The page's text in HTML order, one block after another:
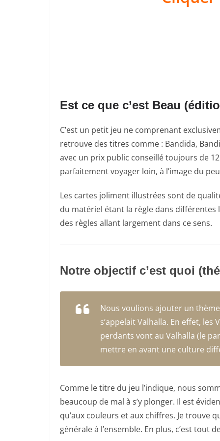
Est ce que c’est Beau
C’est un petit jeu ne comprenant
retrouve des titres comme : Bandida,
avec un prix public conseillé toujours de
parfaitement voyager loin, à l’image du
Les cartes joliment illustrées sont de
du matériel étant la règle dans différentes
des règles allant largement dans ce sens.
Notre objectif c’est quoi
Nous voulions ajouter un
s’appelait Valhalla. En effet,
perdants vont au Valhalla (le
mettre en avant une culture
Comme le titre du jeu l’indique, nous
beaucoup de mal à s’y plonger. Il est
qu’aux couleurs et aux chiffres. Je trouve
générale à l’ensemble. En plus, c’est tout